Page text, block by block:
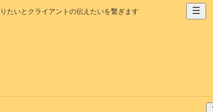
たいとクライアントの伝えたいを繋ぎます